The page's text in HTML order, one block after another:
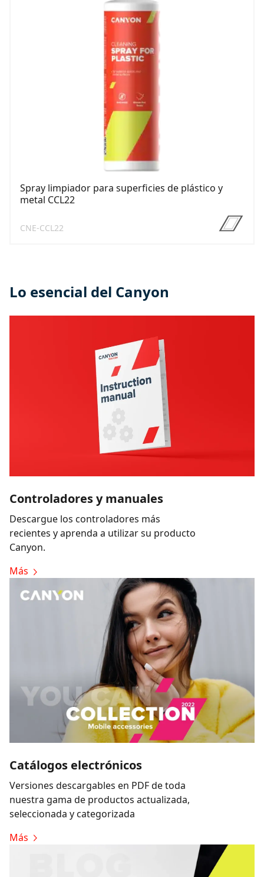
Spray limpiador para superficies de plástico y
metal CCL22
CNE-CCL22
Lo esencial del Canyon
Controladores y manuales
Descargue los controladores más
recientes y aprenda a utilizar su producto
Canyon.
Más
Catálogos electrónicos
Versiones descargables en PDF de toda
nuestra gama de productos actualizada,
seleccionada y categorizada
Más